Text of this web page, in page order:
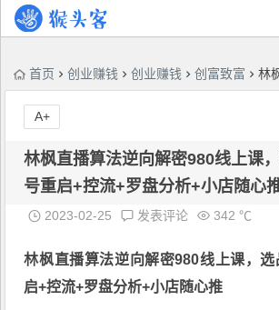
首页 创业赚钱 创业赚钱 创富致富 林枫直播算
林枫直播算法逆向解密980线上课
号重启+控流+罗盘分析+小店随心
2023-02-25 发表评论 342 ℃
林枫直播算法逆向解密980线上课，
启+控流+罗盘分析+小店随心推
A+